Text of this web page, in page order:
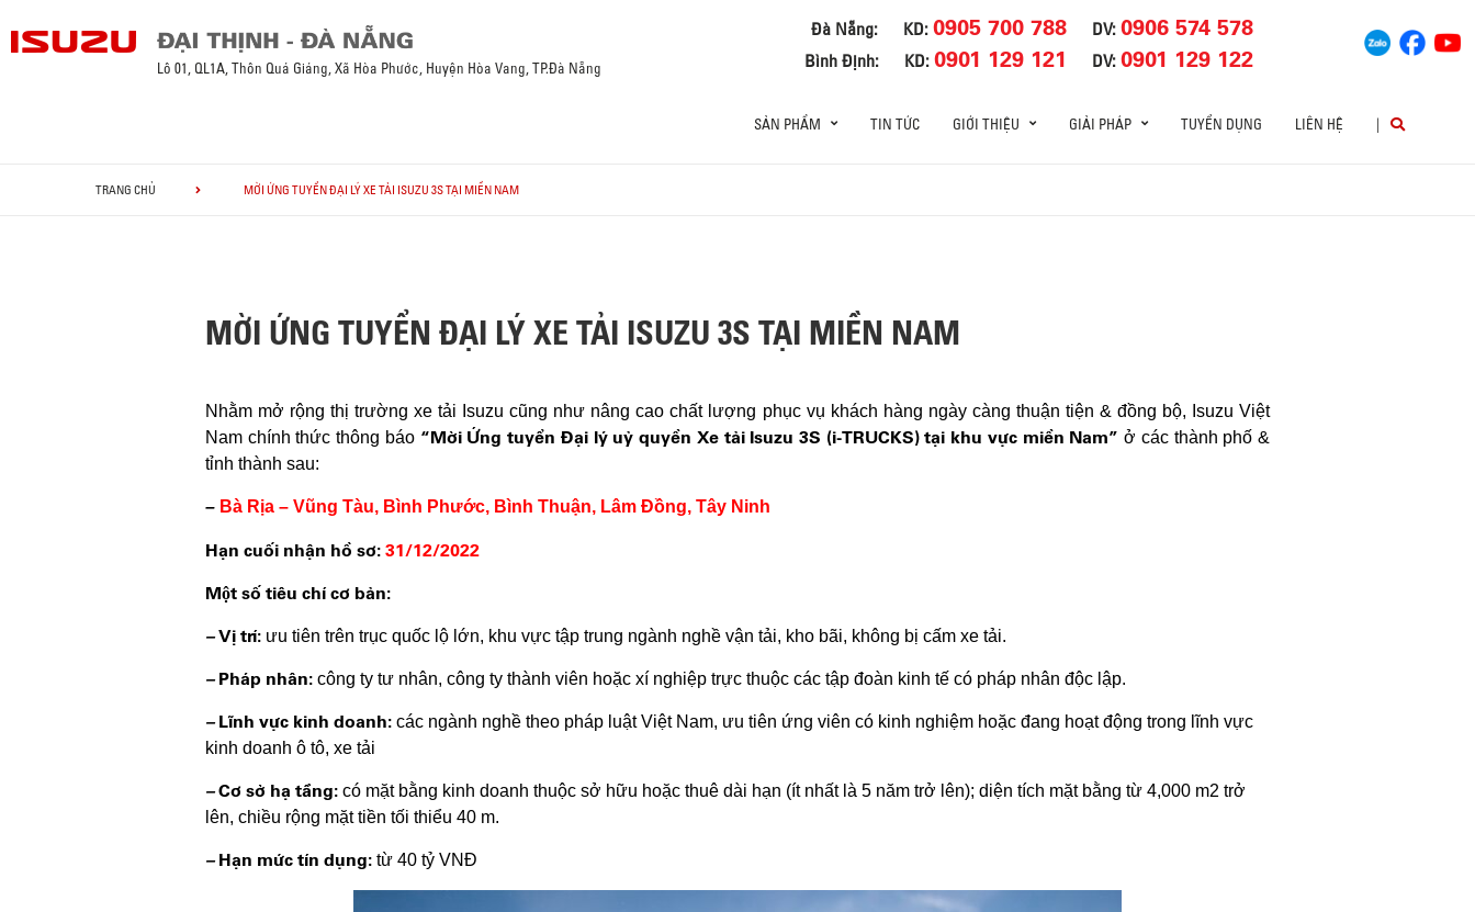
Đà Nẵng: KD:0905 700 788 DV:0906 574 578
Bình Định: KD:0901 129 121 DV:0901 129 122
Lô 01, QL1A, Thôn Quá Giáng, Xã Hòa Phước, Huyện Hòa Vang, TP.Đà Nẵng
SẢN PHẨM TIN TỨC GIỚI THIỆU GIẢI PHÁP TUYỂN DỤNG LIÊN HỆ |
TRANG CHỦ MỜI ỨNG TUYỂN ĐẠI LÝ XE TẢI ISUZU 3S TẠI MIỀN NAM
MỜI ỨNG TUYỂN ĐẠI LÝ XE TẢI ISUZU 3S TẠI MIỀN NAM
Nhằm mở rộng thị trường xe tải Isuzu cũng như nâng cao chất lượng phục vụ khách hàng ngày càng thuận tiện & đồng bộ, Isuzu Việt
Nam chính thức thông báo “Mời Ứng tuyển Đại lý uỷ quyền Xe tải Isuzu 3S (i-TRUCKS) tại khu vực miền Nam” ở các thành phố &
tỉnh thành sau:
– Bà Rịa – Vũng Tàu, Bình Phước, Bình Thuận, Lâm Đồng, Tây Ninh
Hạn cuối nhận hồ sơ:31/12/2022
Một số tiêu chí cơ bản:
–Vị trí: ưu tiên trên trục quốc lộ lớn, khu vực tập trung ngành nghề vận tải, kho bãi, không bị cấm xe tải.
–Pháp nhân: công ty tư nhân, công ty thành viên hoặc xí nghiệp trực thuộc các tập đoàn kinh tế có pháp nhân độc lập.
–Lĩnh vực kinh doanh: các ngành nghề theo pháp luật Việt Nam, ưu tiên ứng viên có kinh nghiệm hoặc đang hoạt động trong lĩnh vực
kinh doanh ô tô, xe tải
–Cơ sở hạ tầng: có mặt bằng kinh doanh thuộc sở hữu hoặc thuê dài hạn (ít nhất là 5 năm trở lên); diện tích mặt bằng từ 4,000 m2 trở
lên, chiều rộng mặt tiền tối thiểu 40 m.
–Hạn mức tín dụng: từ 40 tỷ VNĐ